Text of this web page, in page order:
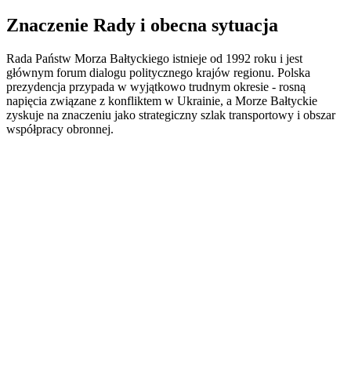
Znaczenie Rady i obecna sytuacja
Rada Państw Morza Bałtyckiego istnieje od 1992 roku i jest
głównym forum dialogu politycznego krajów regionu. Polska
prezydencja przypada w wyjątkowo trudnym okresie - rosną
napięcia związane z konfliktem w Ukrainie, a Morze Bałtyckie
zyskuje na znaczeniu jako strategiczny szlak transportowy i obszar
współpracy obronnej.